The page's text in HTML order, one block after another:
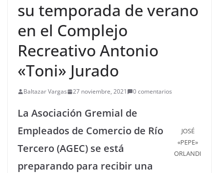
su temporada de verano
en el Complejo
Recreativo Antonio
«Toni» Jurado
Baltazar Vargas 27 noviembre, 2021 0 comentarios
JOSÉ
«PEPE»
ORLANDI
La Asociación Gremial de
Empleados de Comercio de Río
Tercero (AGEC) se está
preparando para recibir una